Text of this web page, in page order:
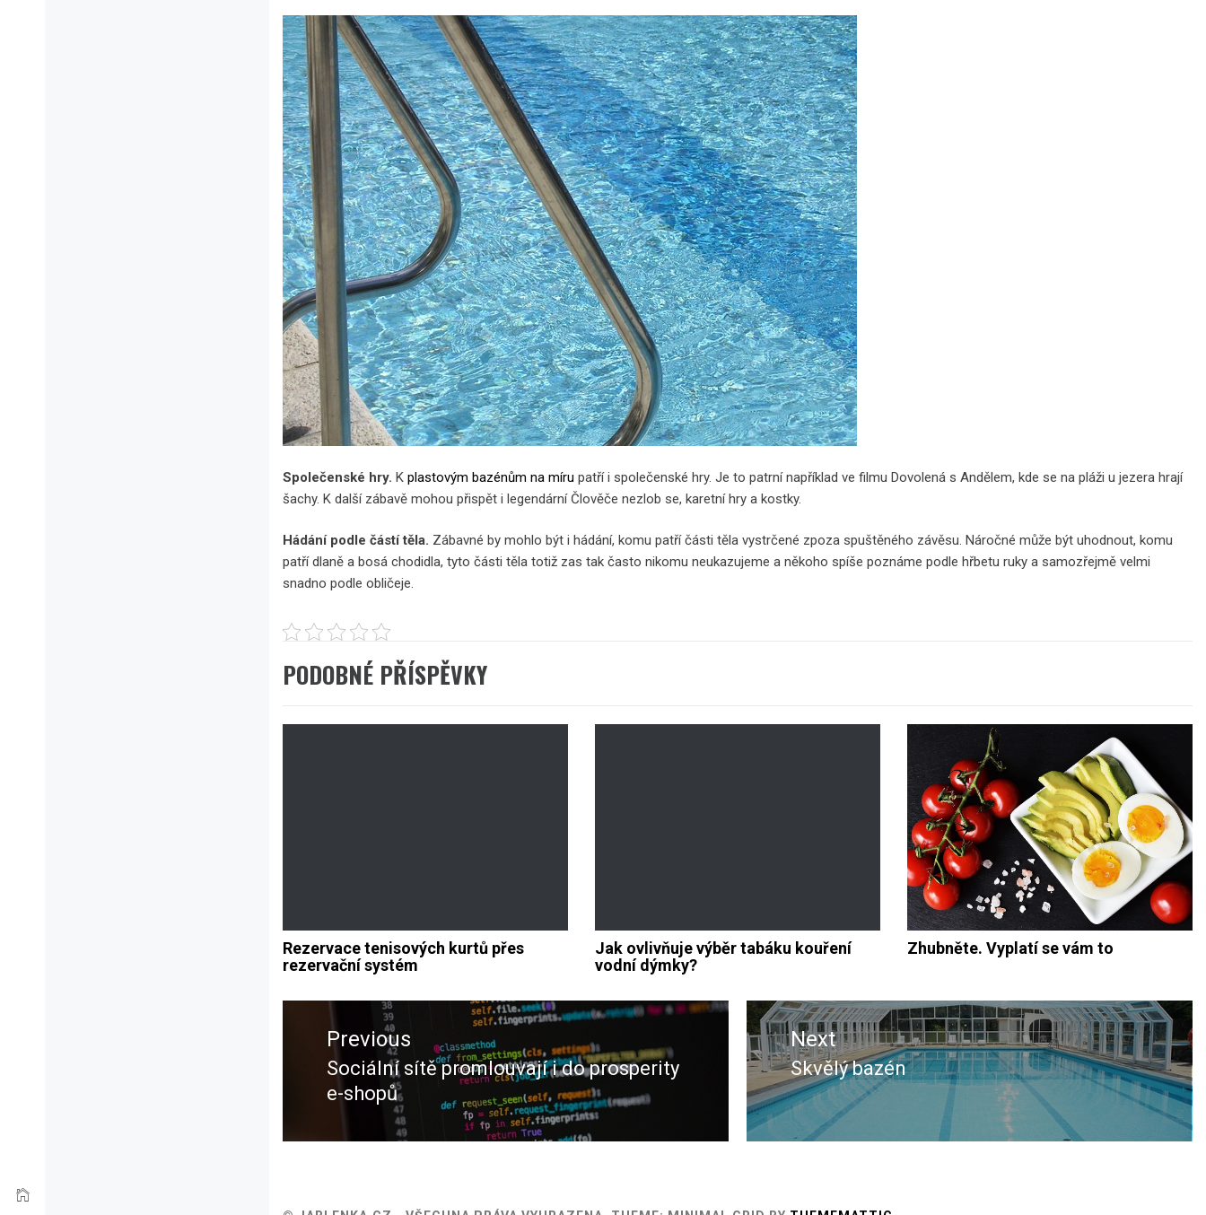
Společenské hry. K plastovým bazénům na míru patří i společenské hry. Je to patrní například ve filmu Dovolená s Andělem, kde se na pláži u jezera hrají
šachy. K další zábavě mohou přispět i legendární Člověče nezlob se, karetní hry a kostky.
Hádání podle částí těla. Zábavné by mohlo být i hádání, komu patří části těla vystrčené zpoza spuštěného závěsu. Náročné může být uhodnout, komu
patří dlaně a bosá chodidla, tyto části těla totiž zas tak často nikomu neukazujeme a někoho spíše poznáme podle hřbetu ruky a samozřejmě velmi
snadno podle obličeje.
PODOBNÉ PŘÍSPĚVKY
Rezervace tenisových kurtů přes
rezervační systém
Jak ovlivňuje výběr tabáku kouření
vodní dýmky?
Zhubněte. Vyplatí se vám to
Navigace
příspěvek
Previous
Previous
post:
Sociální sítě promlouvají i do prosperity
e-shopů
Next
Next
post:
Skvělý bazén